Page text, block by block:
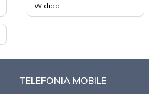
Widiba
TELEFONIA MOBILE